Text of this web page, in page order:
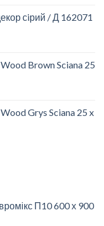
сiрий / Д 162071
Brown Sciana 25
Grys Sciana 25 x
П10 600 х 900